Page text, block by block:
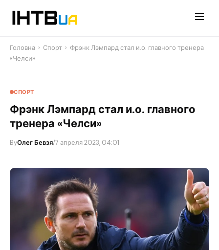
Головна › Спорт › Фрэнк Лэмпард стал и.о. главного тренера
«Челси»
СПОРТ
Фрэнк Лэмпард стал и.о. главного
тренера «Челси»
ByОлег Бевзя/7 апреля 2023, 04:01